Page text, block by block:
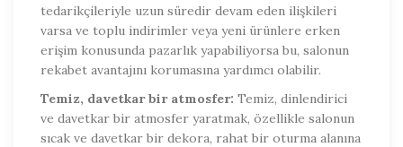
tedarikçileriyle uzun süredir devam eden ilişkileri
varsa ve toplu indirimler veya yeni ürünlere erken
erişim konusunda pazarlık yapabiliyorsa bu, salonun
rekabet avantajını korumasına yardımcı olabilir.
Temiz, davetkar bir atmosfer: Temiz, dinlendirici
ve davetkar bir atmosfer yaratmak, özellikle salonun
sıcak ve davetkar bir dekora, rahat bir oturma alanına